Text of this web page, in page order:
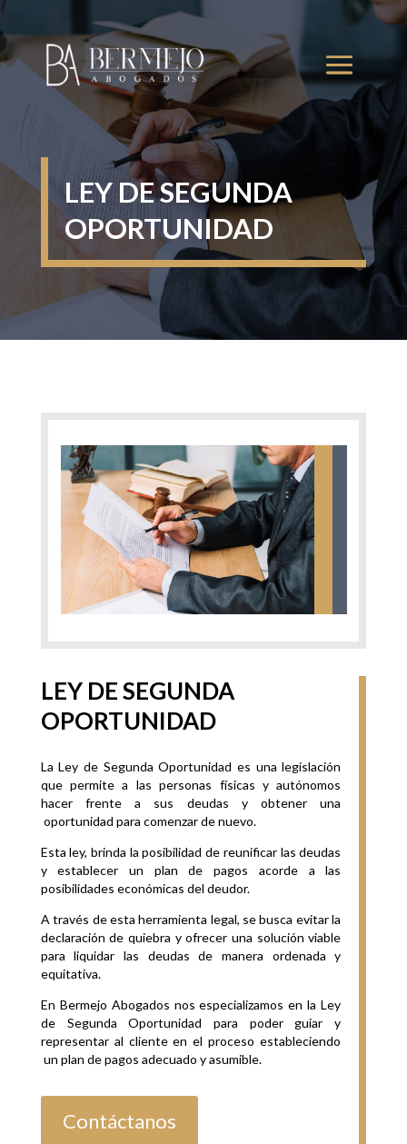
LEY DE SEGUNDA
OPORTUNIDAD
LEY DE SEGUNDA
OPORTUNIDAD
La Ley de Segunda Oportunidad es una legislación
que permite a las personas físicas y autónomos
hacer frente a sus deudas y obtener una
oportunidad para comenzar de nuevo.
Esta ley, brinda la posibilidad de reunificar las deudas
y establecer un plan de pagos acorde a las
posibilidades económicas del deudor.
A través de esta herramienta legal, se busca evitar la
declaración de quiebra y ofrecer una solución viable
para liquidar las deudas de manera ordenada y
equitativa.
En Bermejo Abogados nos especializamos en la Ley
de Segunda Oportunidad para poder guiar y
representar al cliente en el proceso estableciendo
un plan de pagos adecuado y asumible.
Contáctanos